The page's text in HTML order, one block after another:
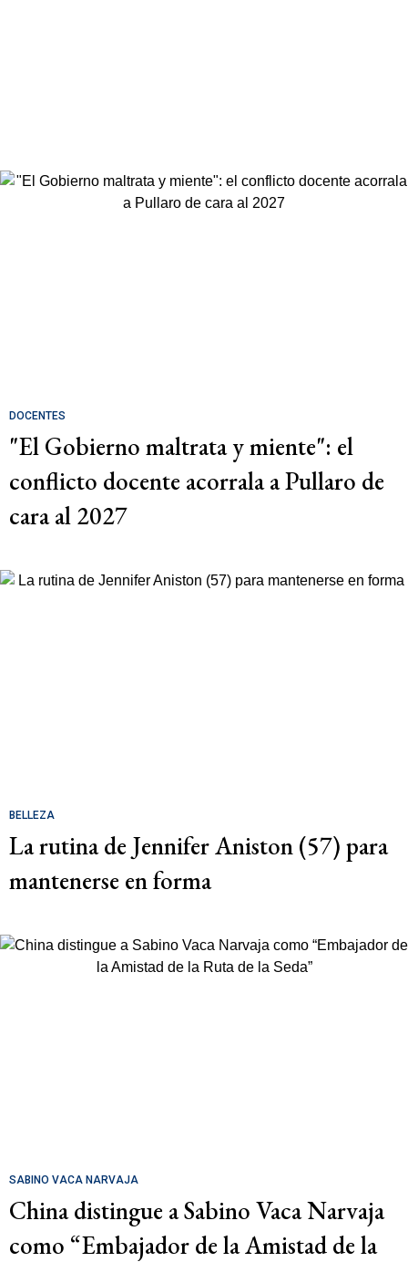
DOCENTES
"El Gobierno maltrata y miente": el
conflicto docente acorrala a Pullaro de
cara al 2027
BELLEZA
La rutina de Jennifer Aniston (57) para
mantenerse en forma
SABINO VACA NARVAJA
China distingue a Sabino Vaca Narvaja
como “Embajador de la Amistad de la